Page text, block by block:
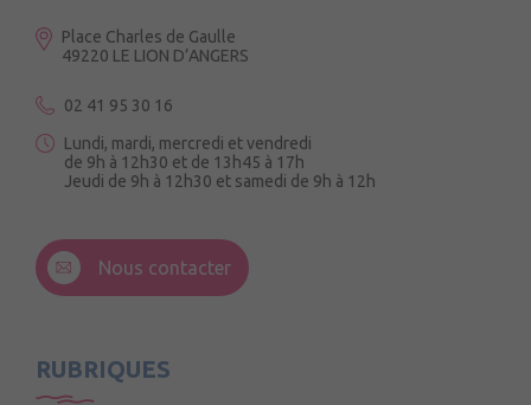
Place Charles de Gaulle
49220 LE LION D’ANGERS
02 41 95 30 16
Lundi, mardi, mercredi et vendredi
de 9h à 12h30 et de 13h45 à 17h
Jeudi de 9h à 12h30 et samedi de 9h à 12h
49220 Andigné
Nous contacter
RUBRIQUES